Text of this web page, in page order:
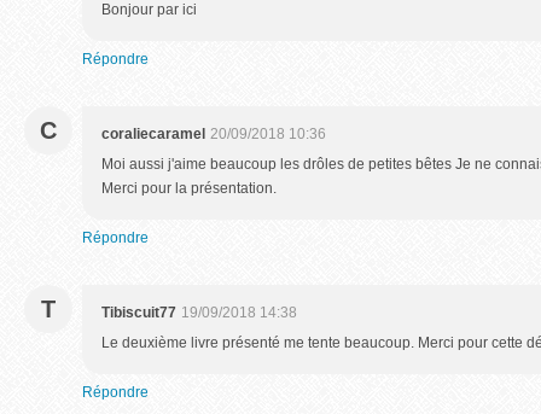
Bonjour par ici
Répondre
C coraliecaramel 20/09/2018 10:36
Moi aussi j'aime beaucoup les drôles de petites bêtes Je ne
Merci pour la présentation.
Répondre
T Tibiscuit77 19/09/2018 14:38
Le deuxième livre présenté me tente beaucoup. Merci pour cette
Répondre